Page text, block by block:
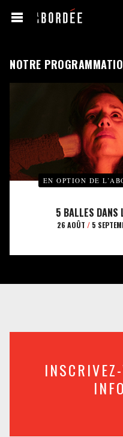
NOTRE
EN OPTION DE
5 BALLES DANS
26 AOÛT /5